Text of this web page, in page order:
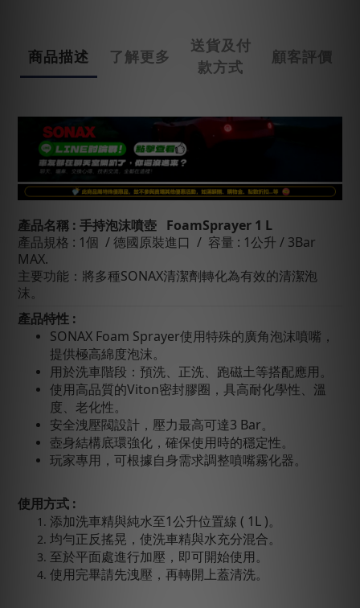
商品描述 了解更多
送貨及付
款方式
顧客評價
產品名稱 : 手持泡沫噴壺 FoamSprayer 1 L
產品規格 : 1個 / 德國原裝進口 / 容量 : 1公升 / 3Bar
MAX.
主要功能： 將多種SONAX清潔劑轉化為有效的清潔泡
沫。
產品特性 :
SONAX Foam Sprayer使用特殊的廣角泡沫噴嘴，
提供極高綿度泡沫。
用於洗車階段：預洗、正洗、跑磁土等搭配應用。
使用高品質的Viton密封膠圈，具高耐化學性、溫
度、老化性。
安全洩壓閥設計，壓力最高可達3 Bar。
壺身結構底環強化，確保使用時的穩定性。
玩家專用，可根據自身需求調整噴嘴霧化器。
使用方式 :
添加洗車精與純水至1公升位置線 ( 1L )。
均勻正反搖晃，使洗車精與水充分混合。
至於平面處進行加壓，即可開始使用。
使用完畢請先洩壓，再轉開上蓋清洗。